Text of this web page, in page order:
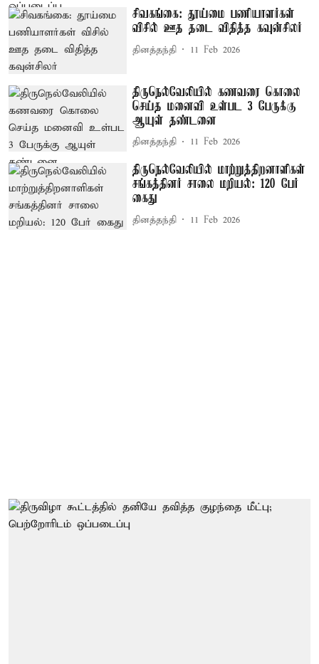
சிவகங்கை: தூய்மை பணியாளர்கள்
விசில் ஊத தடை விதித்த கவுன்சிலர்
தினத்தந்தி 11 Feb 2026
திருநெல்வேலியில் கணவரை கொலை
செய்த மனைவி உள்பட 3 பேருக்கு
ஆயுள் தண்டனை
தினத்தந்தி 11 Feb 2026
திருநெல்வேலியில் மாற்றுத்திறனாளிகள்
சங்கத்தினர் சாலை மறியல்: 120 பேர்
கைது
தினத்தந்தி 11 Feb 2026